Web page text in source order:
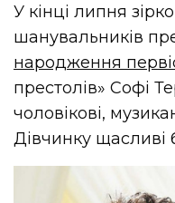
У кінці липня
шанувальників
народження
престолів» Софі
чоловікові,
Дівчинку щасливі